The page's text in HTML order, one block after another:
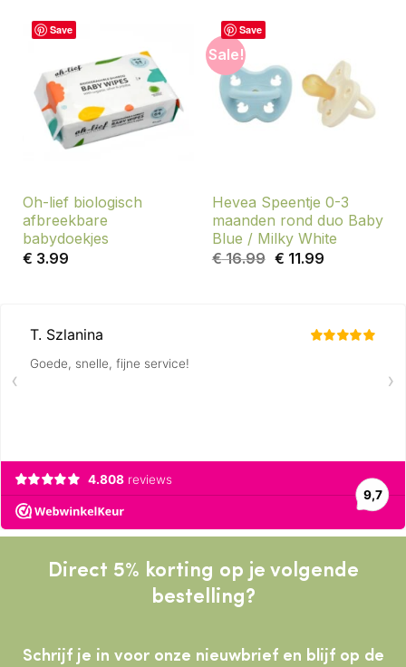
Save
Oh-lief biologisch
afbreekbare
babydoekjes
€ 3.99
Save
Sale!
Hevea Speentje 0-3
maanden rond duo Baby
Blue / Milky White
€16.99 Oorspronkelijke
€ 11.99Huidige
Direct 5% korting op je volgende
bestelling?
Schrijf je in voor onze nieuwbrief en blijf op de